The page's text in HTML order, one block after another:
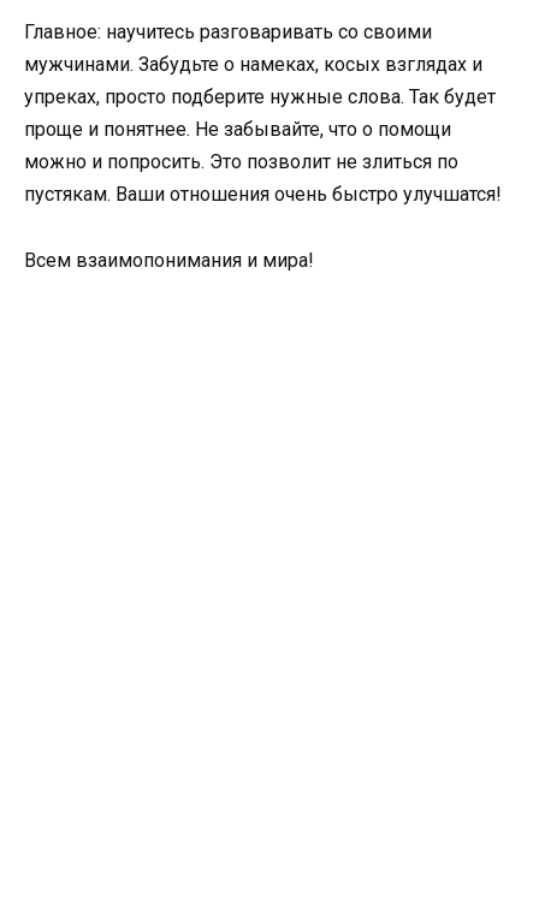
Главное: научитесь разговаривать со своими
мужчинами. Забудьте о намеках, косых взглядах и
упреках, просто подберите нужные слова. Так будет
проще и понятнее. Не забывайте, что о помощи
можно и попросить. Это позволит не злиться по
пустякам. Ваши отношения очень быстро улучшатся!
Всем взаимопонимания и мира!